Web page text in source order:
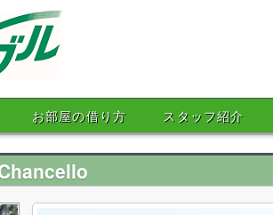
ットワークマニ
お部屋の借り方 スタッフ紹介